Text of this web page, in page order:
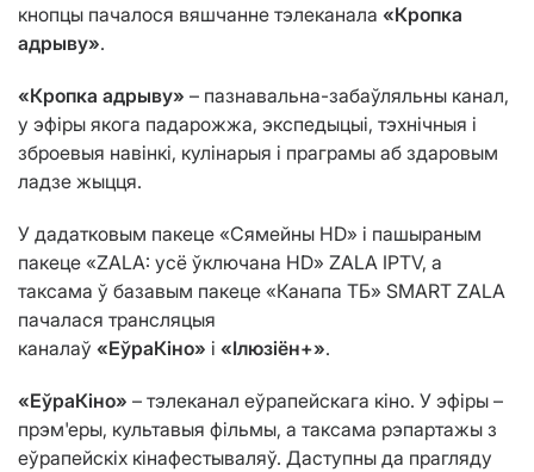
кнопцы пачалося вяшчанне тэлеканала «Кропка
адрыву».
«Кропка адрыву» – пазнавальна-забаўляльны канал,
у эфіры якога падарожжа, экспедыцыі, тэхнічныя і
зброевыя навінкі, кулінарыя і праграмы аб здаровым
ладзе жыцця.
У дадатковым пакеце «Сямейны HD» і пашыраным
пакеце «ZALA: усё ўключана HD» ZALA IPTV, а
таксама ў базавым пакеце «Канапа ТБ» SMART ZALA
пачалася трансляцыя
каналаў «ЕўраКіно» і «Ілюзіён+».
«ЕўраКіно» – тэлеканал еўрапейскага кіно. У эфіры –
прэм'еры, культавыя фільмы, а таксама рэпартажы з
еўрапейскіх кінафестываляў. Даступны да прагляду